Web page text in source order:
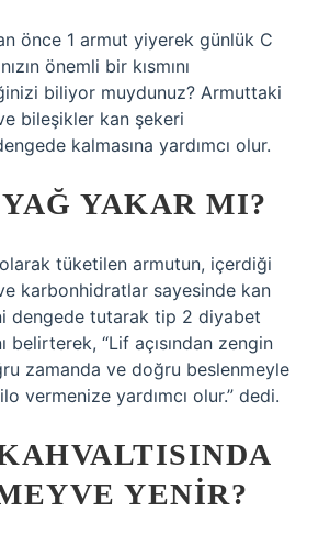
önce 1 armut yiyerek günlük C
önemli bir kısmını
biliyor muydunuz? Armuttaki
bileşikler kan şekeri
kalmasına yardımcı olur.
YAKAR MI?
tüketilen armutun, içerdiği
karbonhidratlar sayesinde kan
dengede tutarak tip 2 diyabet
belirterek, “Lif açısından zengin
zamanda ve doğru beslenmeyle
vermenize yardımcı olur.” dedi.
YENIR?